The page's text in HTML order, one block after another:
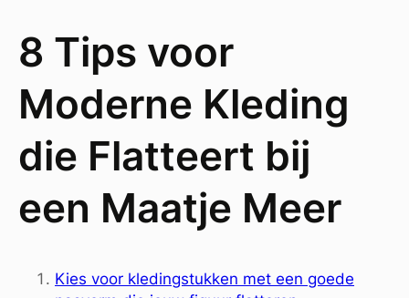
8 Tips voor
Moderne Kleding
die Flatteert bij
een Maatje Meer
Kies voor kledingstukken met een goede